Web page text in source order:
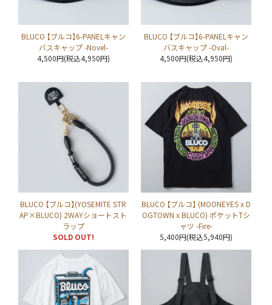
BLUCO 【ブルコ】6-PANELキャン
バスキャップ -Novel-
4,500円(税込4,950円)
BLUCO 【ブルコ】6-PANELキャン
バスキャップ -Oval-
4,500円(税込4,950円)
BLUCO 【ブルコ】(YOSEMITE STR
AP×BLUCO) 2WAYショートスト
ラップ
SOLD OUT!
BLUCO 【ブルコ】 (MOONEYES x D
OGTOWN x BLUCO) ポケットTシ
ャツ -Fire-
5,400円(税込5,940円)